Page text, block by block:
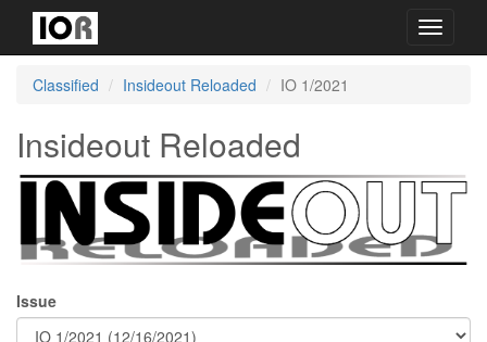
Toggle
Classified
Insideout Reloaded IO 1/2021
Insideout Reloaded
Issue